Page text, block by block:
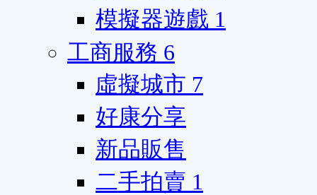
模擬器遊戲 1
工商服務 6
虛擬城市 7
好康分享
新品販售
二手拍賣 1